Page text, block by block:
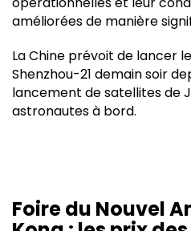
améliorées de manière
La Chine prévoit de lancer
Shenzhou-21 demain soir
lancement de satellites de
astronautes à bord.
Foire du Nouvel